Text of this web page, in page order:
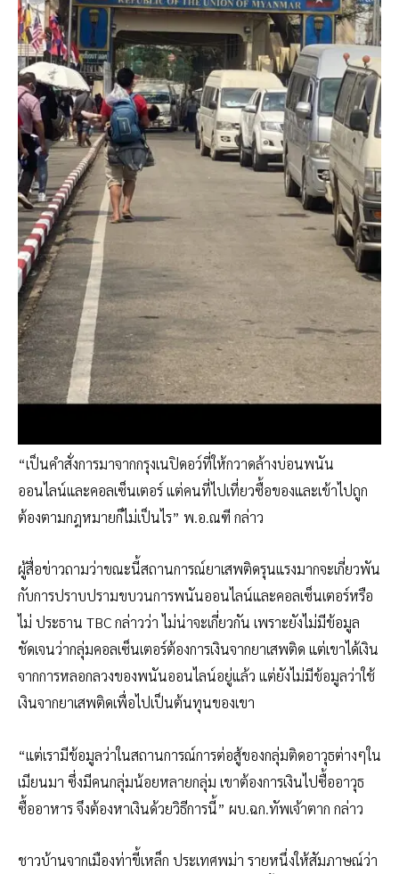
“เป็นคำสั่งการมาจากกรุงเนปิดอว์ที่ให้กวาดล้างบ่อนพนัน
ออนไลน์และคอลเซ็นเตอร์ แต่คนที่ไปเที่ยวซื้อของและเข้าไปถูก
ต้องตามกฎหมายก็ไม่เป็นไร” พ.อ.ณฑี กล่าว
ผู้สื่อข่าวถามว่าขณะนี้สถานการณ์ยาเสพติดรุนแรงมากจะเกี่ยวพัน
กับการปราบปรามขบวนการพนันออนไลน์และคอลเซ็นเตอร์หรือ
ไม่ ประธาน TBC กล่าวว่า ไม่น่าจะเกี่ยวกัน เพราะยังไม่มีข้อมูล
ชัดเจนว่ากลุ่มคอลเซ็นเตอร์ต้องการเงินจากยาเสพติด แต่เขาได้เงิน
จากการหลอกลวงของพนันออนไลน์อยู่แล้ว แต่ยังไม่มีข้อมูลว่าใช้
เงินจากยาเสพติดเพื่อไปเป็นต้นทุนของเขา
“แต่เรามีข้อมูลว่าในสถานการณ์การต่อสู้ของกลุ่มติดอาวุธต่างๆใน
เมียนมา ซึ่งมีคนกลุ่มน้อยหลายกลุ่ม เขาต้องการเงินไปซื้ออาวุธ
ซื้ออาหาร จึงต้องหาเงินด้วยวิธีการนี้” ผบ.ฉก.ทัพเจ้าตาก กล่าว
ชาวบ้านจากเมืองท่าขี้เหล็ก ประเทศพม่า รายหนึ่งให้สัมภาษณ์ว่า